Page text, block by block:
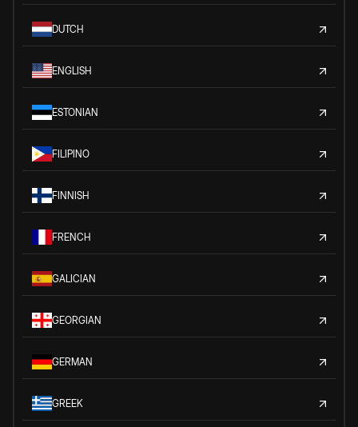
DUTCH
ENGLISH
ESTONIAN
FILIPINO
FINNISH
FRENCH
GALICIAN
GEORGIAN
GERMAN
GREEK